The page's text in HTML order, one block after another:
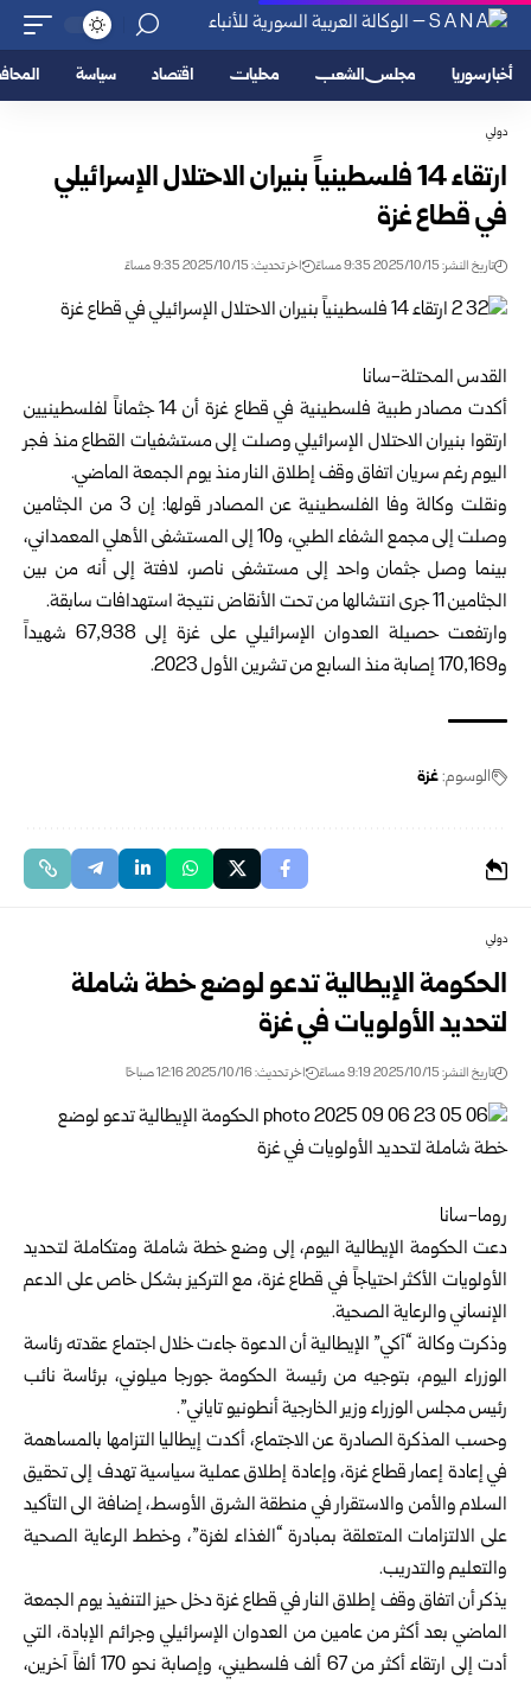
أخبار سوريا مجلس الشعب محليات اقتصاد سياسة
دولي
ارتقاء 14 فلسطينياً بنيران الاحتلال الإسرائيلي
في قطاع غزة
تاريخ النشر: 2025/10/15 9:35 مساءً اخر تحديث: 2025/10/15 9:35 مساءً
القدس المحتلة-سانا
أكدت مصادر طبية فلسطينية في قطاع غزة أن 14 جثماناً لفلسطينيين
ارتقوا بنيران الاحتلال الإسرائيلي وصلت إلى مستشفيات القطاع منذ فجر
اليوم رغم سريان اتفاق وقف إطلاق النار منذ يوم الجمعة الماضي.
ونقلت وكالة وفا الفلسطينية عن المصادر قولها: إن 3 من الجثامين
وصلت إلى مجمع الشفاء الطبي، و10 إلى المستشفى الأهلي المعمداني،
بينما وصل جثمان واحد إلى مستشفى ناصر، لافتة إلى أنه من بين
الجثامين 11 جرى انتشالها من تحت الأنقاض نتيجة استهدافات سابقة.
وارتفعت حصيلة العدوان الإسرائيلي على غزة إلى 67,938 شهيداً
و170,169 إصابة منذ السابع من تشرين الأول 2023.
الوسوم:غزة
دولي
الحكومة الإيطالية تدعو لوضع خطة شاملة
لتحديد الأولويات في غزة
تاريخ النشر: 2025/10/15 9:19 مساءً اخر تحديث: 2025/10/16 12:16 صباحًا
روما-سانا
دعت الحكومة الإيطالية اليوم، إلى وضع خطة شاملة ومتكاملة لتحديد
الأولويات الأكثر احتياجاً في قطاع غزة، مع التركيز بشكل خاص على الدعم
الإنساني والرعاية الصحية.
وذكرت وكالة “آكي” الإيطالية أن الدعوة جاءت خلال اجتماع عقدته رئاسة
الوزراء اليوم، بتوجيه من رئيسة الحكومة جورجا ميلوني، برئاسة نائب
رئيس مجلس الوزراء وزير الخارجية أنطونيو تاياني”.
وحسب المذكرة الصادرة عن الاجتماع، أكدت إيطاليا التزامها بالمساهمة
في إعادة إعمار قطاع غزة، وإعادة إطلاق عملية سياسية تهدف إلى تحقيق
السلام والأمن والاستقرار في منطقة الشرق الأوسط، إضافة الى التأكيد
على الالتزامات المتعلقة بمبادرة “الغذاء لغزة”، وخطط الرعاية الصحية
والتعليم والتدريب.
يذكر أن اتفاق وقف إطلاق النار في قطاع غزة دخل حيز التنفيذ يوم الجمعة
الماضي بعد أكثر من عامين من العدوان الإسرائيلي وجرائم الإبادة، التي
أدت إلى ارتقاء أكثر من 67 ألف فلسطيني، وإصابة نحو 170 ألفاً آخرين،